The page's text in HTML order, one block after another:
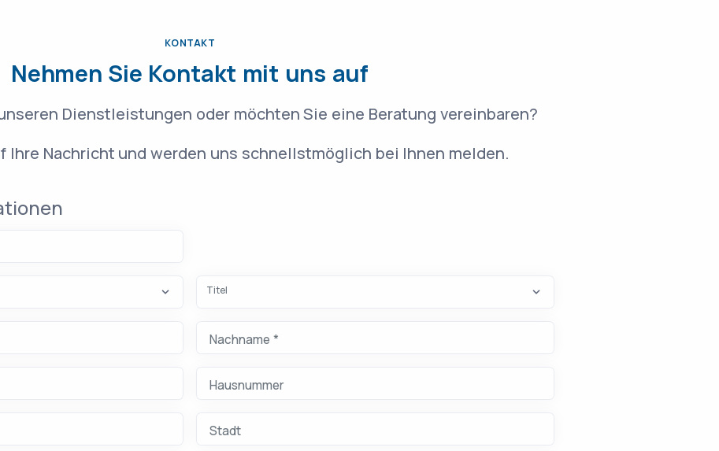
KONTAKT
Nehmen Sie Kontakt mit uns auf
Dienstleistungen oder möchten Sie eine Beratung vereinbaren?
Ihre Nachricht und werden uns schnellstmöglich bei Ihnen melden.
Titel
Nachname *
Hausnummer
Stadt